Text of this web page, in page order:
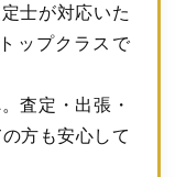
士が対応いた
ップクラスで
査定・出張・
方も安心して